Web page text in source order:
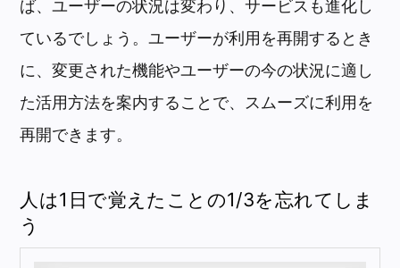
ば、ユーザーの状況は変わり、サービスも進化し
ているでしょう。ユーザーが利用を再開するとき
に、変更された機能やユーザーの今の状況に適し
た活用方法を案内することで、スムーズに利用を
再開できます。
人は1日で覚えたことの1/3を忘れてしま
う